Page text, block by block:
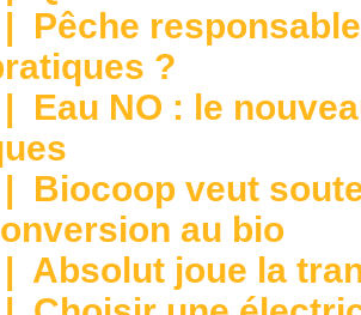
| Pêche
?
| Eau NO : le
| Biocoop veut
au bio
| Absolut joue la